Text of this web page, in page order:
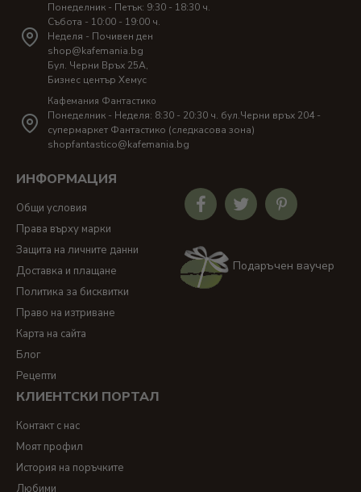
Понеделник - Петък: 9:30 - 18:30 ч.
Събота - 10:00 - 19:00 ч.
Неделя - Почивен ден
shop@kafemania.bg
Бул. Черни Връх 25A,
Бизнес център Хемус
Кафемания Фантастико
Понеделник - Неделя: 8:30 - 20:30 ч. бул.Черни връх 204 -
супермаркет Фантастико (следкасова зона)
shopfantastico@kafemania.bg
ИНФОРМАЦИЯ
Общи условия
Права върху марки
Защита на личните данни
Доставка и плащане
Политика за бисквитки
Право на изтриване
Карта на сайта
Блог
Рецепти
КЛИЕНТСКИ ПОРТАЛ
Контакт с нас
Моят профил
История на поръчките
Любими
Подаръчен ваучер